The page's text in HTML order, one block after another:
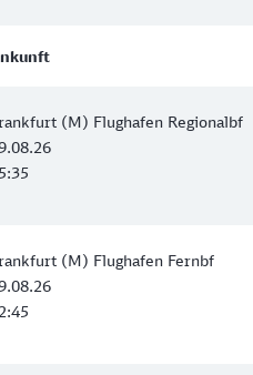
(M) Flughafen Regionalbf
(M) Flughafen Fernbf